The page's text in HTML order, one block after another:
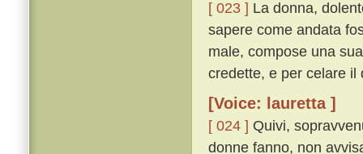
[ 023 ] La donna,
sapere come andata
male, compose una
credette, e per celare il
[Voice: lauretta ]
[ 024 ] Quivi,
donne fanno, non